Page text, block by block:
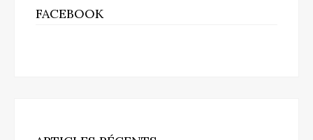
FACEBOOK